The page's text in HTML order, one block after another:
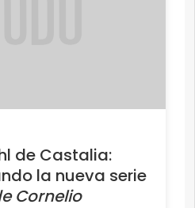
de Castalia:
la nueva serie
Cornelio